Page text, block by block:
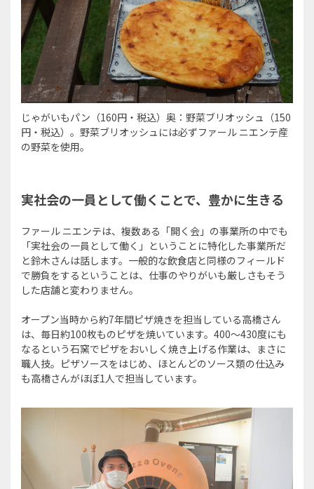
じゃがいもパン（160円・税込）奥：野菜ブリオッシュ（150
円・税込）。野菜ブリオッシュには必ずファール ニエンテ産
の野菜を使用。
実社会の一員として働くことで、豊かに生きる
ファール ニエンテは、複数ある「開く会」の事業所の中でも
「実社会の一員として働く」ということに特化した事業所だ
と鈴木さんは話します。一般的な飲食店と同様のフィールド
で勝負をするということは、仕事のやりがいも厳しさもそう
した店舗と変わりません。
オープン当時から約7年間ピザ焼きを担当している高橋さん
は、毎日約100枚ものピザを焼いています。400～430度にも
なるという石窯でピザをおいしく焼き上げる作業は、まさに
職人技。ピザソースをはじめ、ほとんどのソース類の仕込み
も高橋さんがほぼ1人で担当しています。